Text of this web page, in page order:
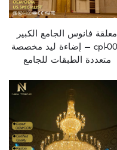
معلقة فانوس الجامع الكبير
cpl-009 – إضاءة ليد مخصصة
متعددة الطبقات للجامع